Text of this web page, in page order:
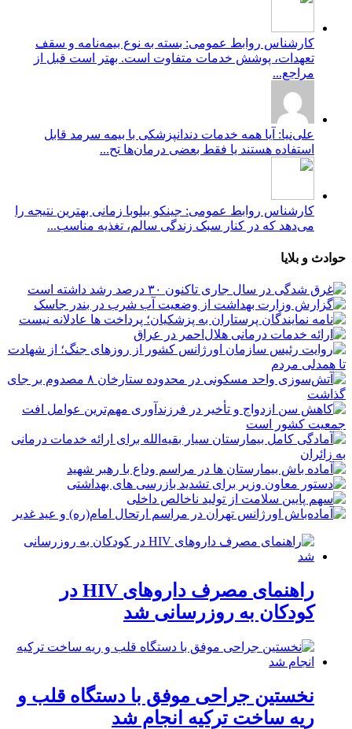
کارشناس روابط عمومی: بسته به نوع بیمه‌نامه و سقف
تعهدات، پوشش خدمات متفاوت است. بهتر است قبل از
مراجع...
علی‌نیا: آیا همه خدمات دندانپزشکی با بیمه سرمد قابل
استفاده هستند یا فقط بعضی درمان‌ها تح...
کارشناس روابط عمومی: جینکو بیلوبا زمانی بهترین نتیجه را
می‌دهد که در کنار سبک زندگی سالم، تغذیه مناسب...
حوادث و بلایا
راهنمای مصرف داروهای HIV در
کودکان به روزرسانی شد
نخستین جراحی موفق با دستگاه قلب و
ریه ساخت ترکیه انجام شد